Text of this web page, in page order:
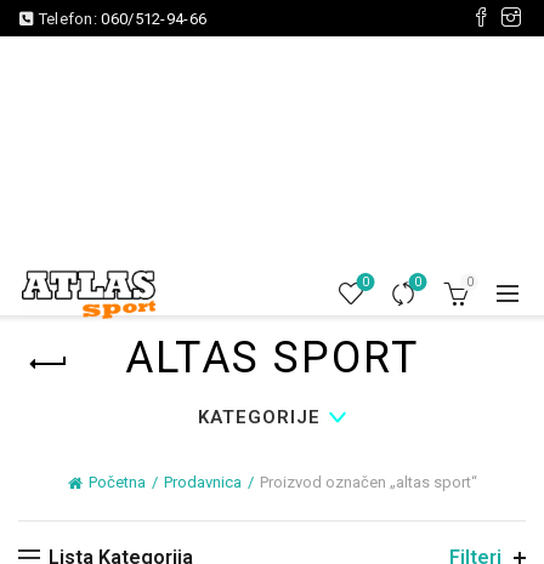
Telefon:060/512-94-66
0 0 0
ALTAS SPORT
KATEGORIJE
Početna Prodavnica Proizvod označen „altas sport“
Lista Kategorija Filteri